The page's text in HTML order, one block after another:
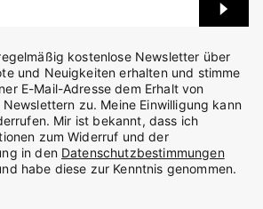
kostenlose Newsletter über
und Neuigkeiten erhalten und stimme
E-Mail-Adresse dem Erhalt von
zu. Meine Einwilligung kann
Mir ist bekannt, dass ich
zum Widerruf und der
in den Datenschutzbestimmungen
habe diese zur Kenntnis genommen.